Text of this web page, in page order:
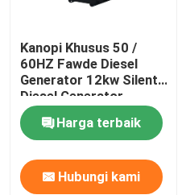
Kanopi Khusus 50 /
60HZ Fawde Diesel
Generator 12kw Silent
Diesel Generator
Harga terbaik
Hubungi kami